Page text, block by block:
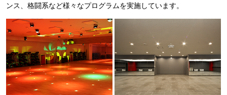
ンス、格闘系など様々なプログラムを実施しています。